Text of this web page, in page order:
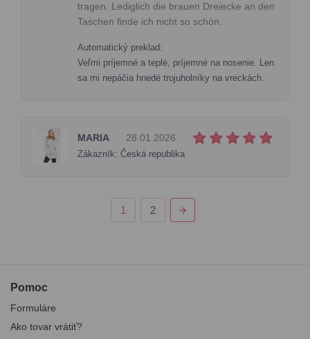
tragen. Lediglich die brauen Dreiecke an den
Taschen finde ich nicht so schön.
Automatický preklad:
Veľmi príjemné a teplé, príjemné na nosenie. Len
sa mi nepáčia hnedé trojuholníky na vreckách.
MARIA 28.01.2026
Zákazník: Česká republika
1 2
Pomoc
Formuláre
Ako tovar vrátiť?